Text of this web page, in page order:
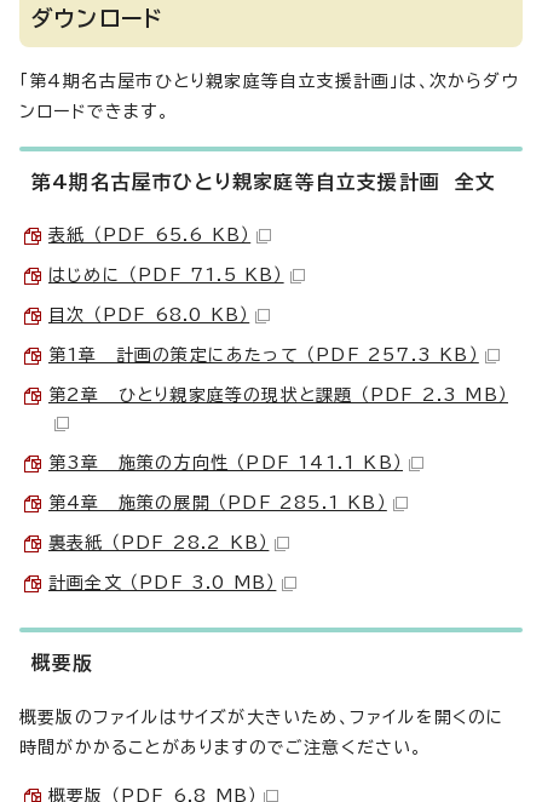
ダウンロード
「第4期名古屋市ひとり親家庭等自立支援計画」は、次からダウ
ンロードできます。
第4期名古屋市ひとり親家庭等自立支援計画 全文
表紙 （PDF 65.6 KB）
はじめに （PDF 71.5 KB）
目次 （PDF 68.0 KB）
第1章 計画の策定にあたって （PDF 257.3 KB）
第2章 ひとり親家庭等の現状と課題 （PDF 2.3 MB）
第3章 施策の方向性 （PDF 141.1 KB）
第4章 施策の展開 （PDF 285.1 KB）
裏表紙 （PDF 28.2 KB）
計画全文 （PDF 3.0 MB）
概要版
概要版のファイルはサイズが大きいため、ファイルを開くのに
時間がかかることがありますのでご注意ください。
概要版 （PDF 6.8 MB）